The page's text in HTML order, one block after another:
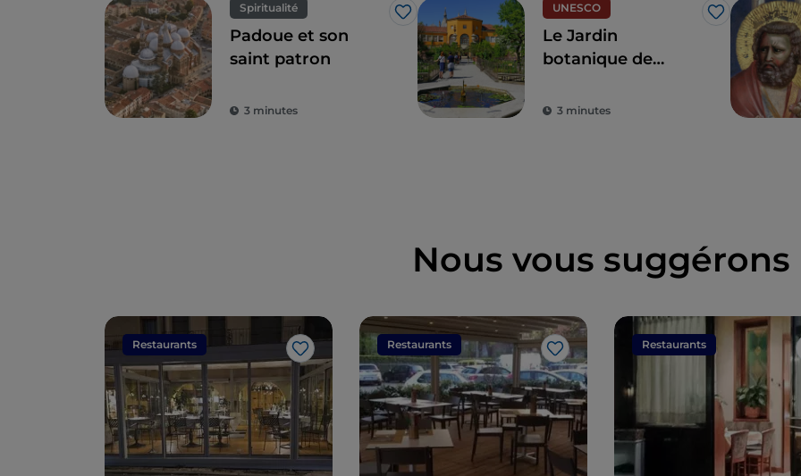
Spiritualité
J’aime
Padoue et son
saint patron
3 minutes
UNESCO
J’aime
Le Jardin
botanique de
ancien au monde
3 minutes
Nous vous suggérons
Restaurants
J’aime
Restaurants
J’aime
Restaurants